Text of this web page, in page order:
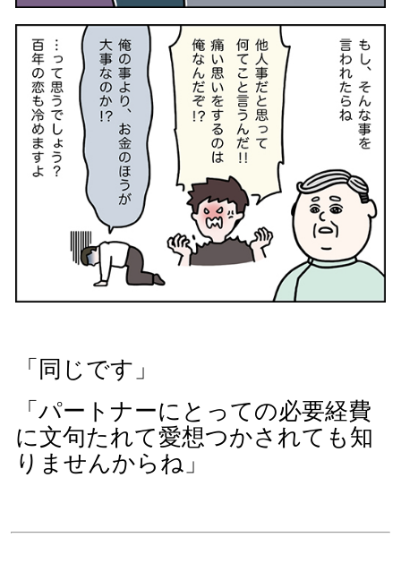
「同じです」
「パートナーにとっての必要経費
に文句たれて愛想つかされても知
りませんからね」